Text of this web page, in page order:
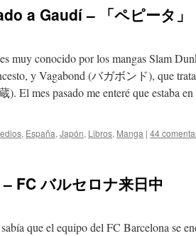
a Gaudí – 「ペピータ」
muy conocido por los mangas Slam
y Vagabond (バガボンド), que
El mes pasado me enteré que estaba
, España, Japón, Libros, Manga | 44
FC バルセロナ来日中
que el equipo del FC Barcelona se